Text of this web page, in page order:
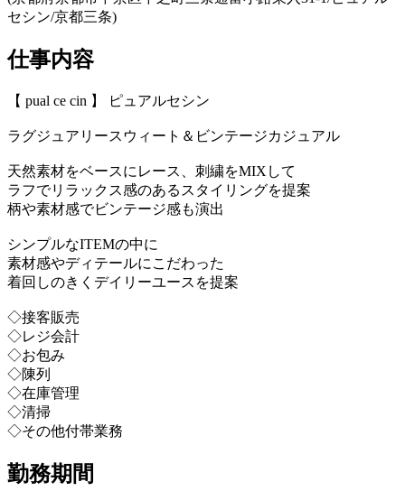
セシン/京都三条)
仕事内容
【 pual ce cin 】 ピュアルセシン
ラグジュアリースウィート＆ビンテージカジュアル
天然素材をベースにレース、刺繍をMIXして
ラフでリラックス感のあるスタイリングを提案
柄や素材感でビンテージ感も演出
シンプルなITEMの中に
素材感やディテールにこだわった
着回しのきくデイリーユースを提案
◇接客販売
◇レジ会計
◇お包み
◇陳列
◇在庫管理
◇清掃
◇その他付帯業務
勤務期間